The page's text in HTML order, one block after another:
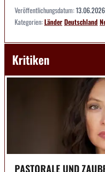
Veröffentlichungsdatum:13.06.2026
Kategorien:LänderDeutschland
Kritiken
PASTORALE UND